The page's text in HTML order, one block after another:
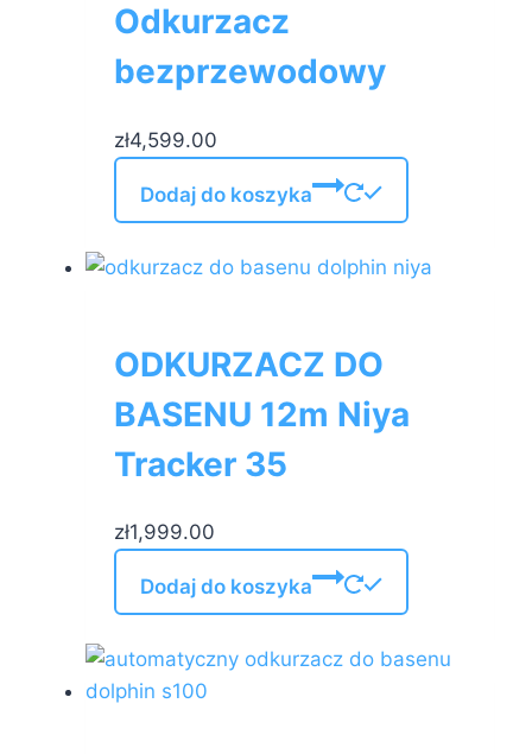
Odkurzacz
bezprzewodowy
zł4,599.00
Dodaj do koszyka
ODKURZACZ DO
BASENU 12m Niya
Tracker 35
zł1,999.00
Dodaj do koszyka